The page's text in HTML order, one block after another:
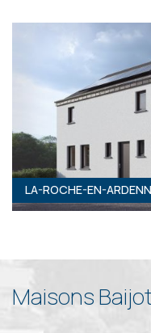
6982 SAMREE
LA-ROCHE-EN-
Maisons